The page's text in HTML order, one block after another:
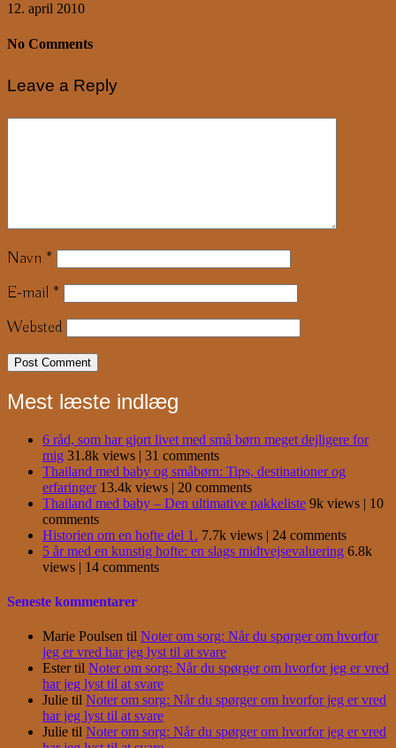
12. april 2010
No Comments
Leave a Reply
Navn *
E-mail *
Websted
Mest læste indlæg
6 råd, som har gjort livet med små børn meget dejligere for
mig 31.8k views | 31 comments
Thailand med baby og småbørn: Tips, destinationer og
erfaringer 13.4k views | 20 comments
Thailand med baby – Den ultimative pakkeliste 9k views | 10
comments
Historien om en hofte del 1. 7.7k views | 24 comments
5 år med en kunstig hofte: en slags midtvejsevaluering 6.8k
views | 14 comments
Seneste kommentarer
Marie Poulsen til Noter om sorg: Når du spørger om hvorfor
jeg er vred har jeg lyst til at svare
Estertil Noter om sorg: Når du spørger om hvorfor jeg er vred
har jeg lyst til at svare
Julie til Noter om sorg: Når du spørger om hvorfor jeg er vred
har jeg lyst til at svare
Julie til Noter om sorg: Når du spørger om hvorfor jeg er vred